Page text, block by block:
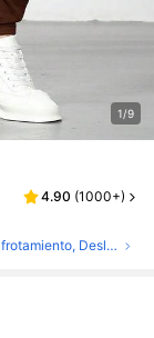
1/9
4.90 (1000+)
de costura